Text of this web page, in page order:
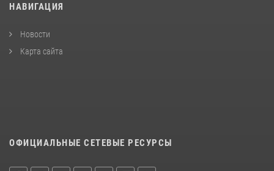
НАВИГАЦИЯ
Новости
Карта сайта
ОФИЦИАЛЬНЫЕ СЕТЕВЫЕ РЕСУРСЫ